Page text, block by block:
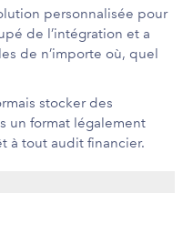
personnalisée pour
de l’intégration et a
de n’importe où, quel
stocker des
un format légalement
à tout audit financier.